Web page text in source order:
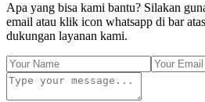
Apa yang bisa kami bantu? Silakan
email atau klik icon whatsapp di bar
dukungan layanan kami.